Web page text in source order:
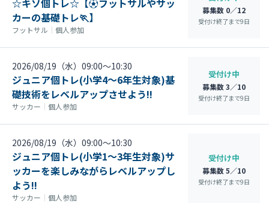
☆キソ個トレ☆【⚽フットサルやサッ
カーの基礎トレ🏃】
フットサル ｜ 個人参加
募集数 0／12
受付け終了まで9日
2026/08/19（水）09:00〜10:30
ジュニア個トレ(小学4～6年生対象)基
礎技術をレベルアップさせよう‼
サッカー ｜ 個人参加
受付け中
募集数 3／10
受付け終了まで9日
2026/08/19（水）09:00〜10:30
ジュニア個トレ(小学1～3年生対象)サ
ッカーを楽しみながらレベルアップし
よう‼
サッカー ｜ 個人参加
受付け中
募集数 5／10
受付け終了まで9日